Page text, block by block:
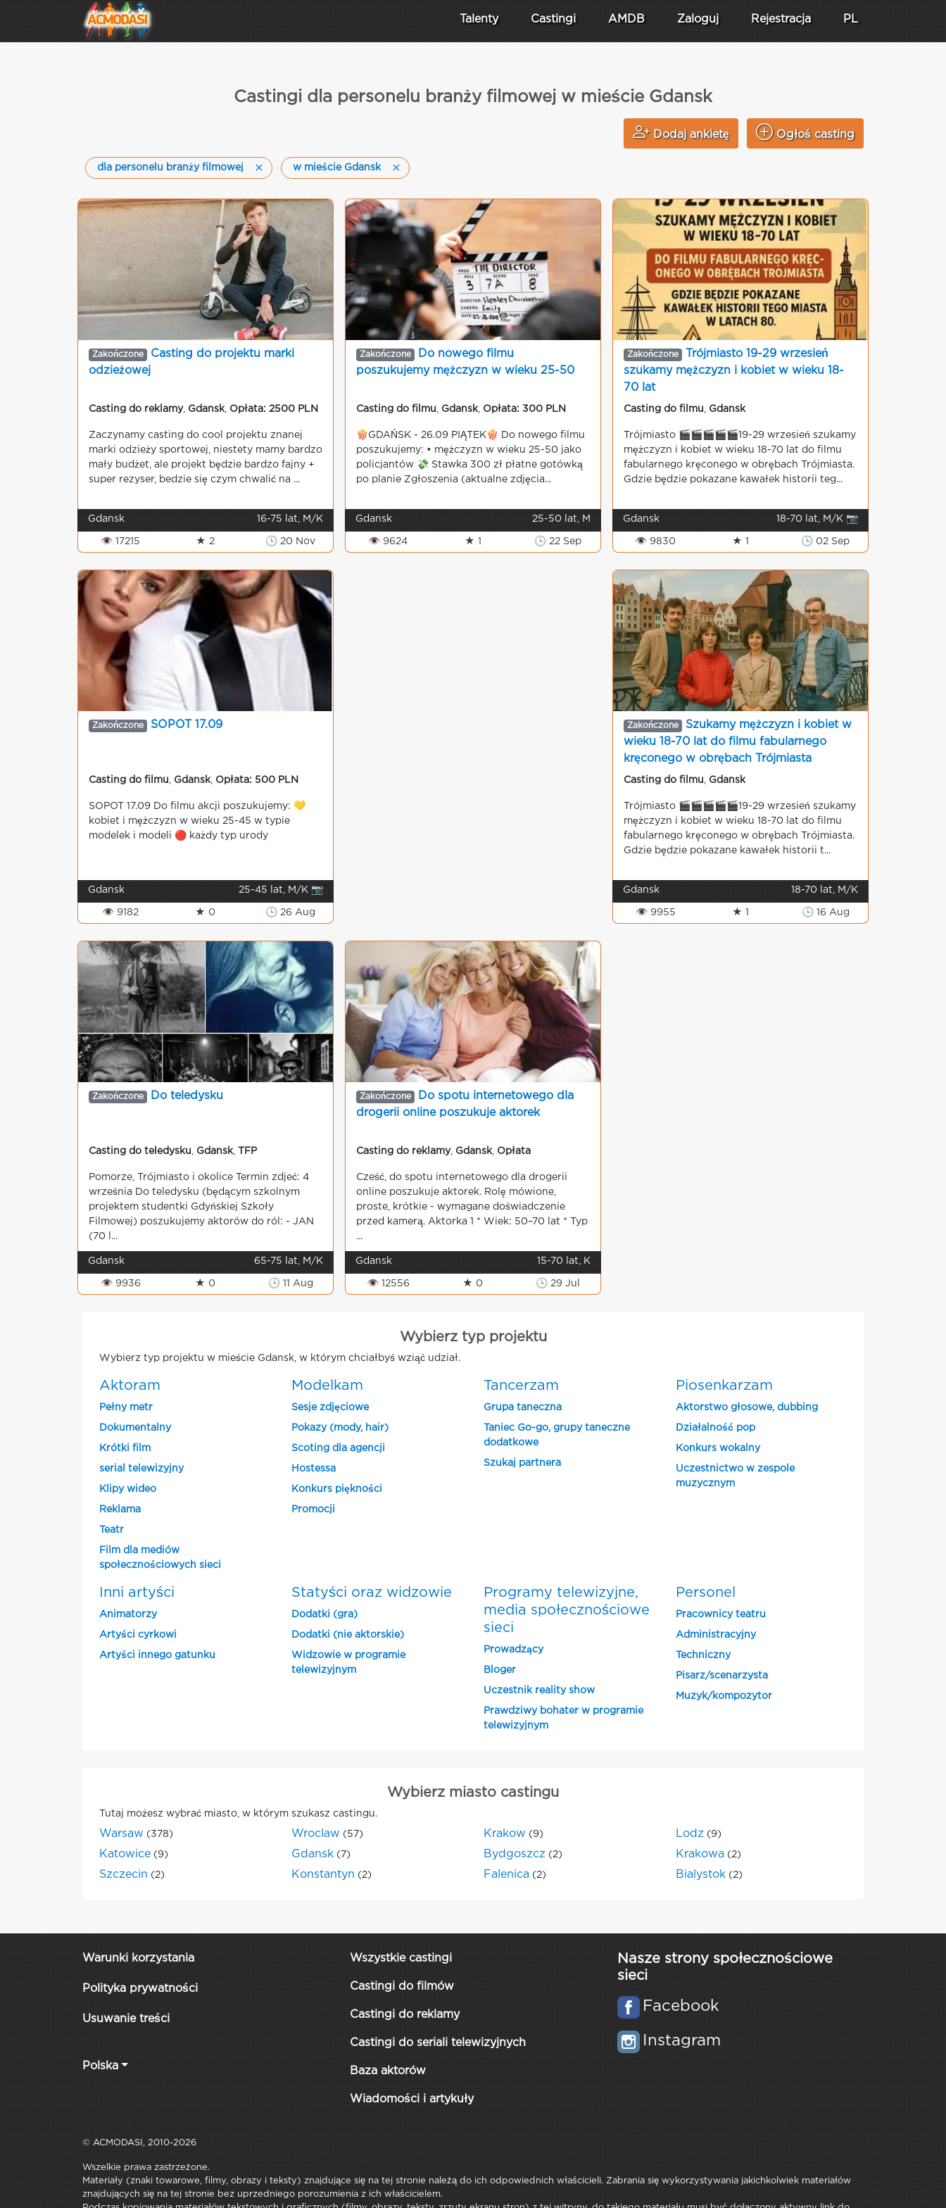
Talenty Castingi AMDB Zaloguj Rejestracja PL
Castingi dla personelu branży filmowej w mieście Gdansk
Dodaj ankietę Ogłoś casting
dla personelu branży filmowej w mieście Gdansk
Zakończone
Casting do projektu marki
odzieżowej
Casting do reklamy, Gdansk, Opłata: 2500 PLN
Zaczynamy casting do cool projektu znanej
marki odzieży sportowej, niestety mamy bardzo
mały budżet, ale projekt będzie bardzo fajny +
super rezyser, bedzie się czym chwalić na ...
Gdansk 16-75 lat, M/K
👁 17215 ★ 2 🕒 20 Nov
Zakończone
Do nowego filmu
poszukujemy mężczyzn w wieku 25-50
Casting do filmu Gdansk, Opłata: 300 PLN
🍿GDAŃSK - 26.09 PIĄTEK🍿 Do nowego filmu
poszukujemy: • mężczyzn w wieku 25-50 jako
policjantów 💸 Stawka 300 zł płatne gotówką
po planie Zgłoszenia (aktualne zdjęcia...
Gdansk 25-50 lat, M
👁 9624 ★ 1 🕒 22 Sep
Zakończone
Trójmiasto 19-29 wrzesień
szukamy mężczyzn i kobiet w wieku 18-
70 lat
Casting do filmu Gdansk
Trójmiasto 🎬🎬🎬🎬🎬19-29 wrzesień szukamy
mężczyzn i kobiet w wieku 18-70 lat do filmu
fabularnego kręconego w obrębach Trójmiasta.
Gdzie będzie pokazane kawałek historii teg...
Gdansk 18-70 lat, M/K 📷
👁 9830 ★ 1 🕒 02 Sep
Zakończone SOPOT 17.09
Casting do filmu Gdansk, Opłata: 500 PLN
SOPOT 17.09 Do filmu akcji poszukujemy: 💛
kobiet i mężczyzn w wieku 25-45 w typie
modelek i modeli 🔴 każdy typ urody
Gdansk 25-45 lat, M/K 📷
👁 9182 ★ 0 🕒 26 Aug
Zakończone
Szukamy mężczyzn i kobiet w
wieku 18-70 lat do filmu fabularnego
kręconego w obrębach Trójmiasta
Casting do filmu Gdansk
Trójmiasto 🎬🎬🎬🎬🎬19-29 wrzesień szukamy
mężczyzn i kobiet w wieku 18-70 lat do filmu
fabularnego kręconego w obrębach Trójmiasta.
Gdzie będzie pokazane kawałek historii t...
Gdansk 18-70 lat, M/K
👁 9955 ★ 1 🕒 16 Aug
Zakończone Do teledysku
Casting do teledysku Gdansk, TFP
Pomorze, Trójmiasto i okolice Termin zdjeć: 4
września Do teledysku (będącym szkolnym
projektem studentki Gdyńskiej Szkoły
Filmowej) poszukujemy aktorów do ról: - JAN
(70 l...
Gdansk 65-75 lat, M/K
👁 9936 ★ 0 🕒 11 Aug
Zakończone
Do spotu internetowego dla
drogerii online poszukuje aktorek
Casting do reklamy, Gdansk, Opłata
Cześć, do spotu internetowego dla drogerii
online poszukuje aktorek. Rolę mówione,
proste, krótkie - wymagane doświadczenie
przed kamerą. Aktorka 1 * Wiek: 50–70 lat * Typ
...
Gdansk 15-70 lat, K
👁 12556 ★ 0 🕒 29 Jul
Wybierz typ projektu
Wybierz typ projektu w mieście Gdansk, w którym chciałbyś wziąć udział.
Aktoram
Pełny metr
Dokumentalny
Krótki film
serial telewizyjny
Klipy wideo
Reklama
Teatr
Film dla mediów
społecznościowych sieci
Modelkam
Sesje zdjęciowe
Pokazy (mody, hair)
Scoting dla agencji
Hostessa
Konkurs piękności
Promocji
Tancerzam
Grupa taneczna
Taniec Go-go, grupy taneczne
dodatkowe
Szukaj partnera
Piosenkarzam
Aktorstwo głosowe, dubbing
Działalność pop
Konkurs wokalny
Uczestnictwo w zespole
muzycznym
Inni artyści
Animatorzy
Artyści cyrkowi
Artyści innego gatunku
Statyści oraz widzowie
Dodatki (gra)
Dodatki (nie aktorskie)
Widzowie w programie
telewizyjnym
Programy telewizyjne,
media społecznościowe
sieci
Prowadzący
Bloger
Uczestnik reality show
Prawdziwy bohater w programie
telewizyjnym
Personel
Pracownicy teatru
Administracyjny
Techniczny
Pisarz/scenarzysta
Muzyk/kompozytor
Wybierz miasto castingu
Tutaj możesz wybrać miasto, w którym szukasz castingu.
Warsaw (378) Wroclaw (57) Krakow (9) Lodz (9)
Katowice (9) Gdansk (7) Bydgoszcz (2) Krakowa (2)
Szczecin (2) Konstantyn (2) Falenica (2) Bialystok (2)
Warunki korzystania
Polityka prywatności
Usuwanie treści
Polska
Wszystkie castingi
Castingi do filmów
Castingi do reklamy
Castingi do seriali telewizyjnych
Baza aktorów
Wiadomości i artykuły
Nasze strony społecznościowe
sieci
Facebook
Instagram
© ACMODASI, 2010-2026
Wszelkie prawa zastrzeżone.
Materiały (znaki towarowe, filmy, obrazy i teksty) znajdujące się na tej stronie należą do ich odpowiednich właścicieli. Zabrania się wykorzystywania jakichkolwiek materiałów
znajdujących się na tej stronie bez uprzedniego porozumienia z ich właścicielem.